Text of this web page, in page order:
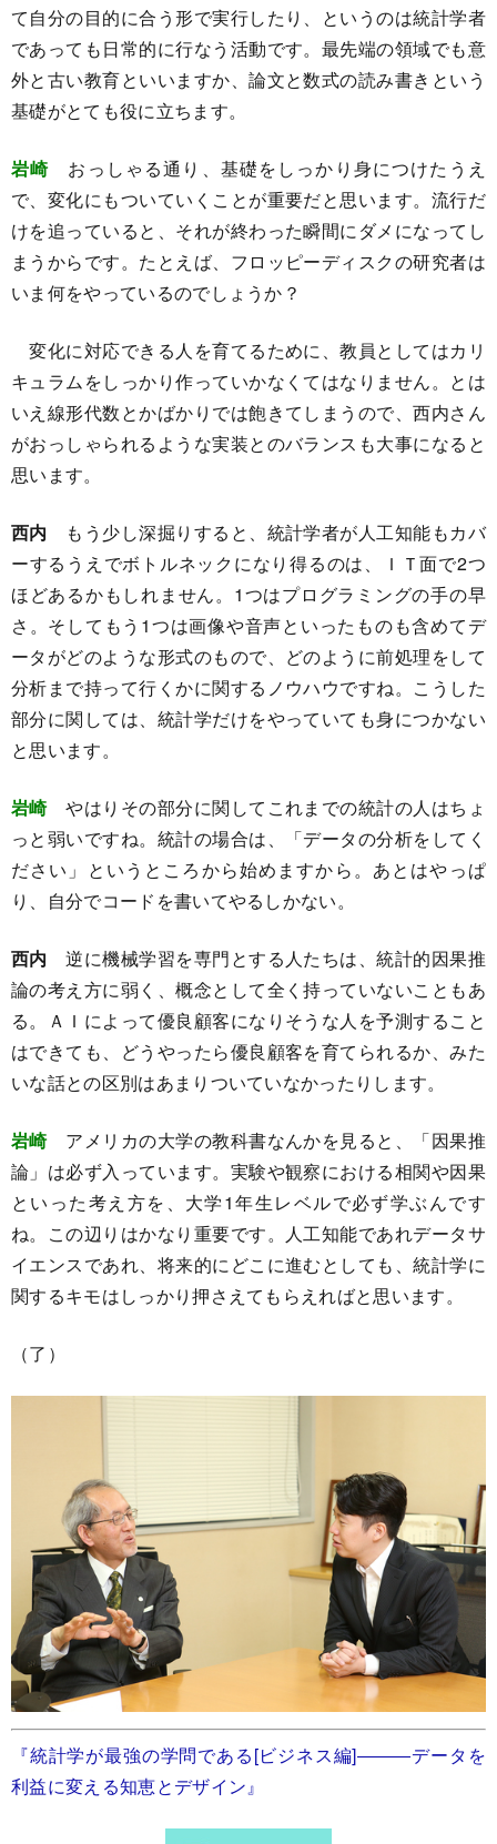
て自分の目的に合う形で実行したり、というのは統計学者
であっても日常的に行なう活動です。最先端の領域でも意
外と古い教育といいますか、論文と数式の読み書きという
基礎がとても役に立ちます。
岩崎 おっしゃる通り、基礎をしっかり身につけたうえ
で、変化にもついていくことが重要だと思います。流行だ
けを追っていると、それが終わった瞬間にダメになってし
まうからです。たとえば、フロッピーディスクの研究者は
いま何をやっているのでしょうか？
変化に対応できる人を育てるために、教員としてはカリ
キュラムをしっかり作っていかなくてはなりません。とは
いえ線形代数とかばかりでは飽きてしまうので、西内さん
がおっしゃられるような実装とのバランスも大事になると
思います。
西内 もう少し深掘りすると、統計学者が人工知能もカバ
ーするうえでボトルネックになり得るのは、ＩＴ面で2つ
ほどあるかもしれません。1つはプログラミングの手の早
さ。そしてもう1つは画像や音声といったものも含めてデ
ータがどのような形式のもので、どのように前処理をして
分析まで持って行くかに関するノウハウですね。こうした
部分に関しては、統計学だけをやっていても身につかない
と思います。
岩崎やはりその部分に関してこれまでの統計の人はちょ
っと弱いですね。統計の場合は、「データの分析をしてく
ださい」というところから始めますから。あとはやっぱ
り、自分でコードを書いてやるしかない。
西内 逆に機械学習を専門とする人たちは、統計的因果推
論の考え方に弱く、概念として全く持っていないこともあ
る。ＡＩによって優良顧客になりそうな人を予測すること
はできても、どうやったら優良顧客を育てられるか、みた
いな話との区別はあまりついていなかったりします。
岩崎 アメリカの大学の教科書なんかを見ると、「因果推
論」は必ず入っています。実験や観察における相関や因果
といった考え方を、大学1年生レベルで必ず学ぶんです
ね。この辺りはかなり重要です。人工知能であれデータサ
イエンスであれ、将来的にどこに進むとしても、統計学に
関するキモはしっかり押さえてもらえればと思います。
（了）
『統計学が最強の学問である[ビジネス編]―――データを
利益に変える知恵とデザイン』